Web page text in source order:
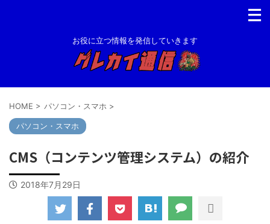
お役に立つ情報を発信していきます
HOME > パソコン・スマホ >
パソコン・スマホ
CMS（コンテンツ管理システム）の紹介
2018年7月29日